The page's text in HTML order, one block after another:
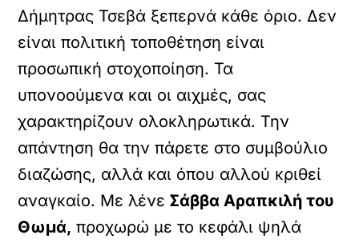
Δήμητρας Τσεβά ξεπερνά κάθε όριο. Δεν
είναι πολιτική τοποθέτηση είναι
προσωπική στοχοποίηση. Τα
υπονοούμενα και οι αιχμές, σας
χαρακτηρίζουν ολοκληρωτικά. Την
απάντηση θα την πάρετε στο συμβούλιο
διαζώσης, αλλά και όπου αλλού κριθεί
αναγκαίο. Με λένε Σάββα Αραπκιλή του
Θωμά, προχωρώ με το κεφάλι ψηλά